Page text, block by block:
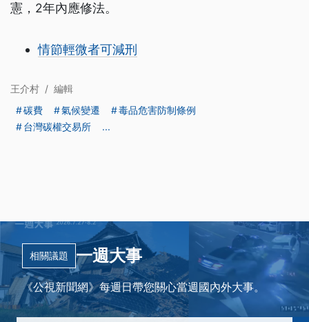
憲，2年內應修法。
情節輕微者可減刑
王介村 / 編輯
碳費
氣候變遷
毒品危害防制條例
台灣碳權交易所
...
相關議題 一週大事
《公視新聞網》每週日帶您關心當週國內外大事。